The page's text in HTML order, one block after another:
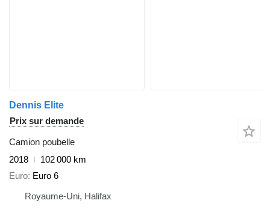
Dennis Elite
Prix sur demande
Camion poubelle
2018
102 000 km
Euro Euro 6
Royaume-Uni, Halifax